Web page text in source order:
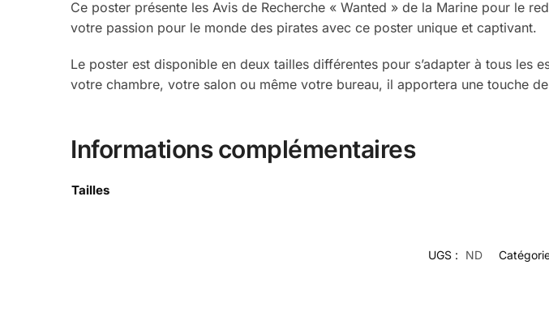
Ce poster présente les Avis de Recherche « Wanted » de la Marine pour le
votre passion pour le monde des pirates avec ce poster unique et captivant.
Le poster est disponible en deux tailles différentes pour s’adapter à tous les
votre chambre, votre salon ou même votre bureau, il apportera une touche
Informations complémentaires
Tailles
UGS : ND